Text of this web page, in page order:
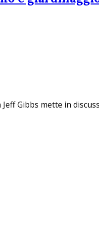
Gibbs mette in